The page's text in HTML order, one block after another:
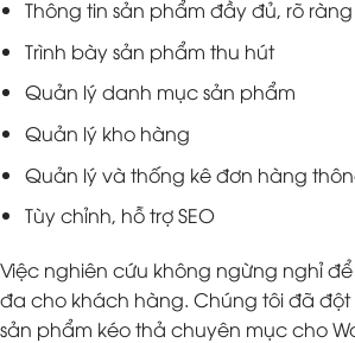
Thông tin sản phẩm đầy đủ, rõ ràng
Trình bày sản phẩm thu hút
Quản lý danh mục sản phẩm
Quản lý kho hàng
Quản lý và thống kê đơn hàng
Tùy chỉnh, hỗ trợ SEO
Việc nghiên cứu không ngừng nghỉ
đa cho khách hàng. Chúng tôi đã
sản phẩm kéo thả chuyên mục cho